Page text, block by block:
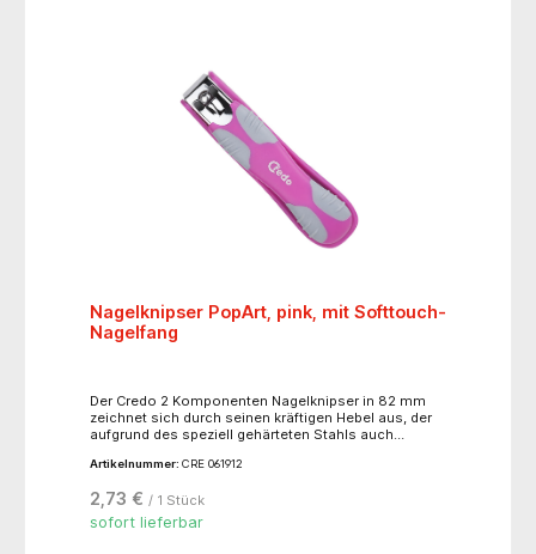
Nagelknipser PopArt, pink, mit Softtouch-
Nagelfang
Der Credo 2 Komponenten Nagelknipser in 82 mm
zeichnet sich durch seinen kräftigen Hebel aus, der
aufgrund des speziell gehärteten Stahls auch
quetschen oder zu splittern. Die geraden Schneiden
hochglanzpolierte, verchromte Oberfläche schützt
vor Rost und ist somit auch für Nickelallergiker
Artikelnummer: CRE 061912
2,73 € / 1 Stück
sofort lieferbar